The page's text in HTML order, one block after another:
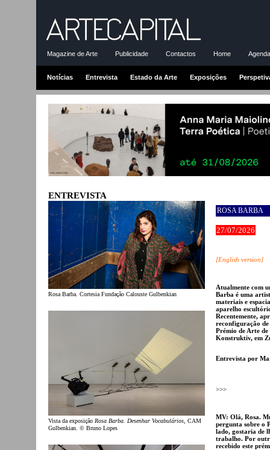
Magazine de Arte Publicidade Contactos Home
Notícias Entrevista Estado da Arte Exposições
ENTREVISTA
Rosa Barba. Cortesia Fundação Calouste Gulbenkian
Vista da exposição Rosa Barba. Desenhar Vocabulários , CAM
Gulbenkian. © Bruno Lopes
ROSA BARBA
27/07/2026
[English version]
Atualmente com
Barba é uma
materiais e
aparelho
Recentemente,
reconfiguração de
Prémio de Arte
Konstruktiv, em
Entrevista por
>>>
MV: Olá, Rosa.
pergunta sobre o
lado, gostaria de
trabalho. Por
recebido este